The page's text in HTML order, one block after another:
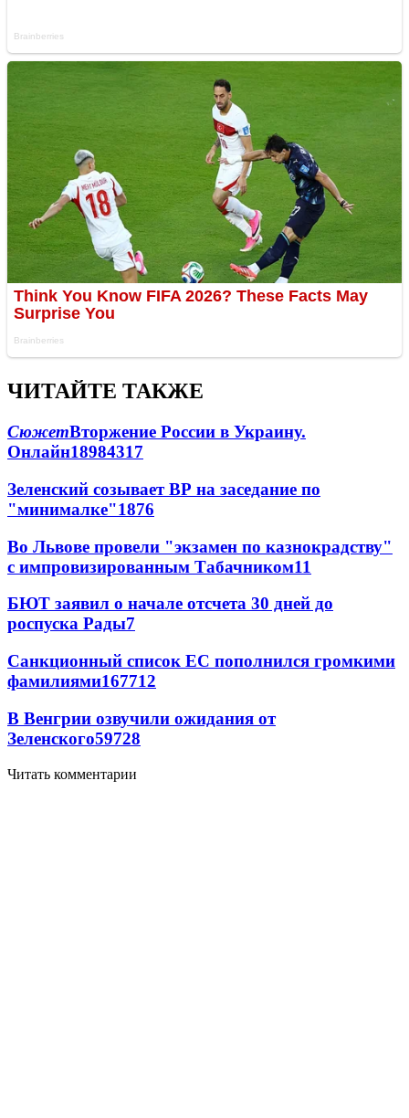
ЧИТАЙТЕ ТАКЖЕ
СюжетВторжение России в Украину.
Онлайн18984317
Зеленский созывает ВР на заседание по
"минималке"1876
Во Львове провели "экзамен по казнокрадству"
с импровизированным Табачником11
БЮТ заявил о начале отсчета 30 дней до
роспуска Рады7
Санкционный список ЕС пополнился громкими
фамилиями167712
В Венгрии озвучили ожидания от
Зеленского59728
Читать комментарии